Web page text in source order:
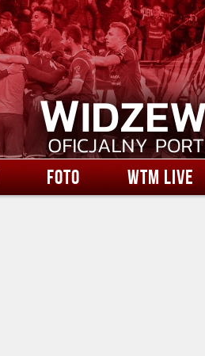
FOTO WTM LIVE